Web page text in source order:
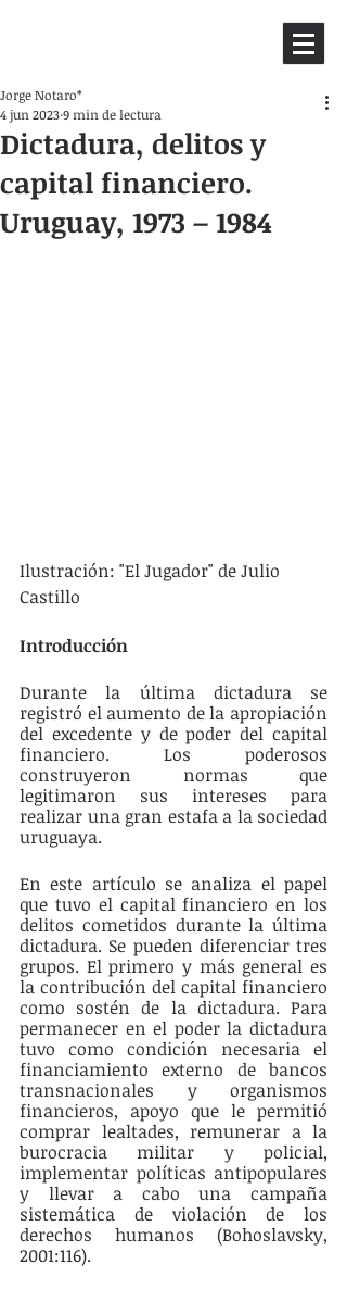
Dictadura, delitos y
capital financiero.
Uruguay, 1973 – 1984
Jorge Notaro*
4 jun 20239 min de lectura
Ilustración: "El Jugador" de Julio
Castillo
Introducción
Durante la última dictadura se
registró el aumento de la apropiación
del excedente y de poder del capital
financiero. Los poderosos
construyeron normas que
legitimaron sus intereses para
realizar una gran estafa a la sociedad
uruguaya.
En este artículo se analiza el papel
que tuvo el capital financiero en los
delitos cometidos durante la última
dictadura. Se pueden diferenciar tres
grupos. El primero y más general es
la contribución del capital financiero
como sostén de la dictadura. Para
permanecer en el poder la dictadura
tuvo como condición necesaria el
financiamiento externo de bancos
transnacionales y organismos
financieros, apoyo que le permitió
comprar lealtades, remunerar a la
burocracia militar y policial,
implementar políticas antipopulares
y llevar a cabo una campaña
sistemática de violación de los
derechos humanos (Bohoslavsky,
2001:116).